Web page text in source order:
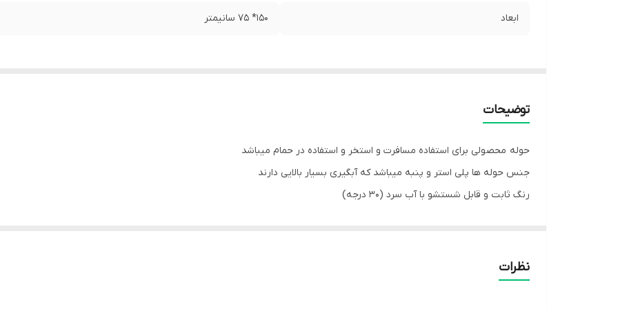
ابعاد 150* 75 سانیمتر
توضیحات
حوله محصولی برای استفاده مسافرت و استخر و استفاده در حمام میباشد
جنس حوله ها پلی استر و پنبه میباشد که آبگیری بسیار بالایی دارند
رنگ ثابت و قابل شستشو با آب سرد (30 درجه)
نظرات